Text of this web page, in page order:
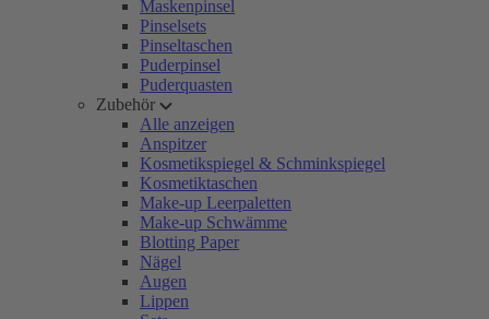
Maskenpinsel
Pinselsets
Pinseltaschen
Puderpinsel
Puderquasten
Zubehör
Alle anzeigen
Anspitzer
Kosmetikspiegel & Schminkspiegel
Kosmetiktaschen
Make-up Leerpaletten
Make-up Schwämme
Blotting Paper
Nägel
Augen
Lippen